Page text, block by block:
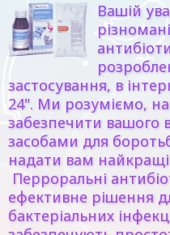
Вашій
застосування, в
24". Ми розуміємо,
забезпечити вашого
засобами для
надати вам найкращі
Перроральні
ефективне рішення
бактеріальних